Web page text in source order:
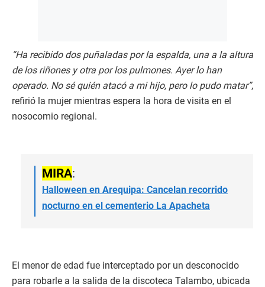
“Ha recibido dos puñaladas por la espalda, una a la altura
de los riñones y otra por los pulmones. Ayer lo han
operado. No sé quién atacó a mi hijo, pero lo pudo matar”,
refirió la mujer mientras espera la hora de visita en el
nosocomio regional.
MIRA:
Halloween en Arequipa: Cancelan recorrido
nocturno en el cementerio La Apacheta
El menor de edad fue interceptado por un desconocido
para robarle a la salida de la discoteca Talambo, ubicada